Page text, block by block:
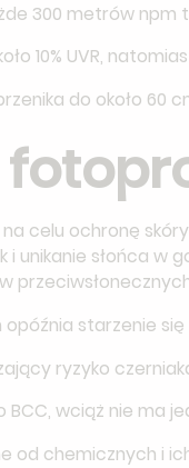
300 metrów npm
10% UVR,
do około 60
celu ochronę
unikanie słońca w
starzenie
ryzyko
wciąż nie ma
chemicznych i